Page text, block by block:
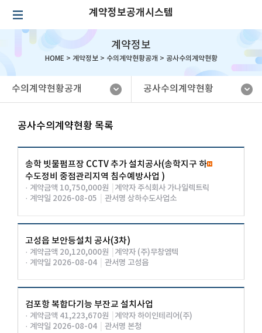
계약정보공개시스템
계약정보
HOME > 계약정보> 수의계약현황공개 > 공사수의계약현황
수의계약현황공개 공사수의계약현황
공사수의계약현황 목록
송학 빗물펌프장 CCTV 추가 설치공사(송학지구 하
수도정비 중점관리지역 침수예방사업 )
· 계약금액 10,750,000원
계약자 주식회사 가나일렉트릭
· 계약일 2026-08-05
관서명 상하수도사업소
고성읍 보안등설치 공사(3차)
· 계약금액 20,120,000원
계약자 (주)무창엠텍
· 계약일 2026-08-04
관서명 고성읍
검포항 복합다기능 부잔교 설치사업
· 계약금액 41,223,670원
계약자 하이인테리어(주)
· 계약일 2026-08-04
관서명 본청